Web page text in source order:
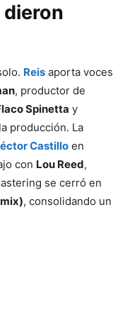
dieron
Reis aporta voces
, productor de
Spinetta y
producción. La
Castillo en
con Lou Reed,
se cerró en
, consolidando un